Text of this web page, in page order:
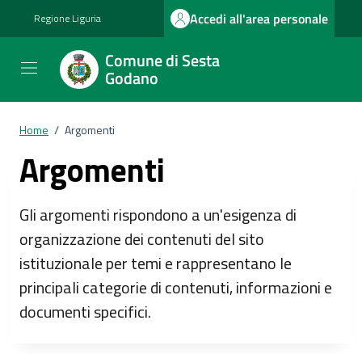
Regione Liguria Accedi all'area personale
Comune di Sesta
Godano
Home / Argomenti
Argomenti
Gli argomenti rispondono a un'esigenza di
organizzazione dei contenuti del sito
istituzionale per temi e rappresentano le
principali categorie di contenuti, informazioni e
documenti specifici.